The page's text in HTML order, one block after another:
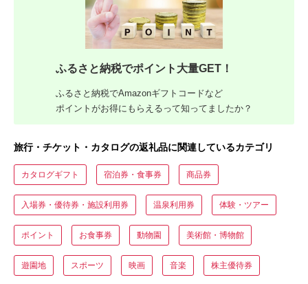
ふるさと納税でポイント大量GET！
ふるさと納税でAmazonギフトコードなど
ポイントがお得にもらえるって知ってましたか？
旅行・チケット・カタログの返礼品に関連しているカテゴリ
カタログギフト 宿泊券・食事券 商品券
入場券・優待券・施設利用券 温泉利用券 体験・ツアー
ポイント お食事券 動物園 美術館・博物館
遊園地 スポーツ 映画 音楽 株主優待券